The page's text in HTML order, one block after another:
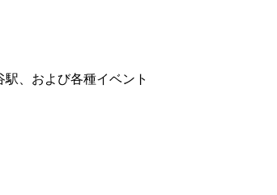
、および各種イベント